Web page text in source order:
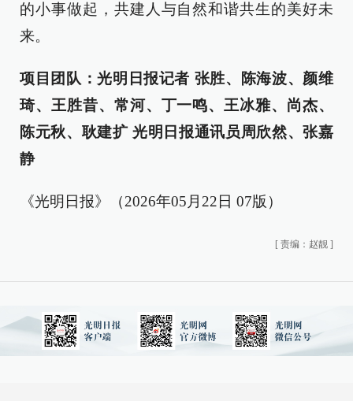
的小事做起，共建人与自然和谐共生的美好未
来。
项目团队：光明日报记者 张胜、陈海波、颜维
琦、王胜昔、常河、丁一鸣、王冰雅、尚杰、
陈元秋、耿建扩 光明日报通讯员周欣然、张嘉
静
《光明日报》（2026年05月22日 07版）
[ 责编：赵靓 ]